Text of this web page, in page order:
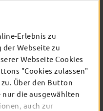
Erlebnis zu
Webseite zu
Webseite Cookies
"Cookies zulassen"
Über den Button
nur die ausgewählten
auch zur
etwas los: Ob
oder
Veranstaltungen